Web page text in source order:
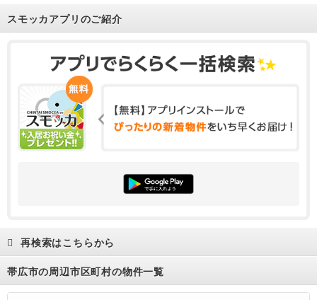
スモッカアプリのご紹介
再検索はこちらから
帯広市の周辺市区町村の物件一覧